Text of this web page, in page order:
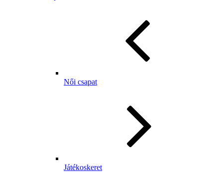
Női csapat
Játékoskeret